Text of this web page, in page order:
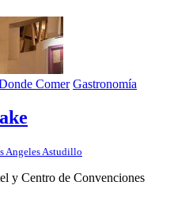
Comer Gastronomía
Angeles Astudillo
y Centro de Convenciones